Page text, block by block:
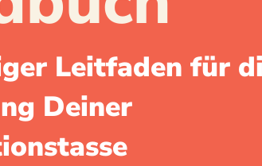
Leitfaden für
Deiner